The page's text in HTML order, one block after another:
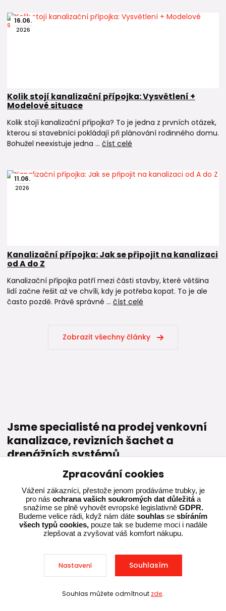
16.06.
2026
Kolik stojí kanalizační přípojka: Vysvětlení +
Modelové situace
Kolik stojí kanalizační přípojka? To je jedna z prvních otázek,
kterou si stavebníci pokládají při plánování rodinného domu.
Bohužel neexistuje jedna ... číst celé
11.06.
2026
Kanalizační přípojka: Jak se připojit na kanalizaci
od A do Z
Kanalizační přípojka patří mezi části stavby, které většina
lidí začne řešit až ve chvíli, kdy je potřeba kopat. To je ale
často pozdě. Právě správné ... číst celé
Zobrazit všechny články
Sleva při nákupu nad 10 000 Kč
Jsme specialisté na prodej venkovní
kanalizace, revizních šachet a
drenážních systémů
Naším cílem je provázat naše bohaté zkušenosti s
pohodlností a rychlostí nákupu na internetu. Nejme tedy jen
další z řady e-shopů, který se snaží prodat zboží, kterému
nerozumí – my se v našem oboru pohybujeme již přes 20
let a jsme tak schopni každému individuálně poradit a najít
to nejlepší řešení.
Zpracování cookies
Vážení zákazníci, přestože jenom prodáváme trubky, je
pro nás ochrana vašich soukromých dat důležitáa
snažíme se plně vyhovět evropské legislativně GDPR.
Budeme velice rádi, když nám dáte souhlas se sbíráním
všech typů cookies,pouze tak se budeme moci i nadále
zlepšovat a zvyšovat váš komfort nákupu.
Nastavení Souhlasím
Souhlas můžete odmítnout zde.